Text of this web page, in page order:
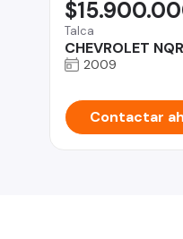
Talca
CHEVROLET
2009
Contactar